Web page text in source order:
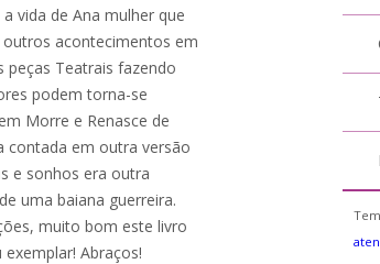
vida de Ana mulher que
acontecimentos em
peças Teatrais fazendo
podem torna-se
Morre e Renasce de
contada em outra versão
e sonhos era outra
uma baiana guerreira.
muito bom este livro
Abraços!